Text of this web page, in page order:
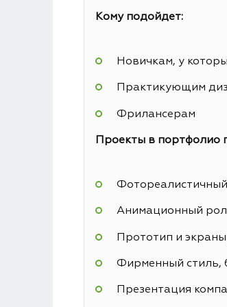
Кому подойдет:
Новичкам, у
Практикующим
Фрилансерам
Проекты в портфолио
Анимационный
Прототип и
Фирменный стиль,
Презентация